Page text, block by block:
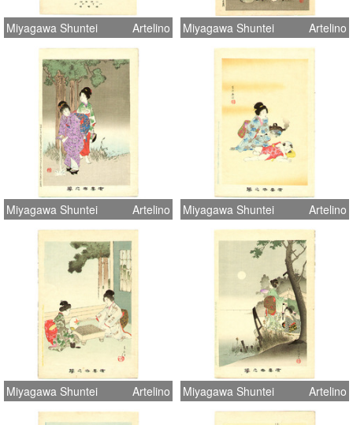
Miyagawa Shuntei Artelino Miyagawa Shuntei Artelino
Miyagawa Shuntei Artelino Miyagawa Shuntei Artelino
Miyagawa Shuntei Artelino Miyagawa Shuntei Artelino